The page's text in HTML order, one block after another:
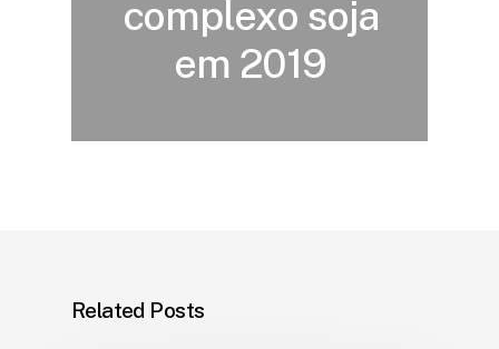
complexo soja
em 2019
Related Posts